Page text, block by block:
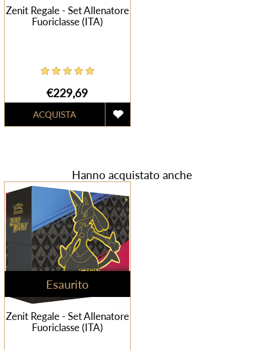
Zenit Regale - Set Allenatore
Fuoriclasse (ITA)
€229,69
Hanno acquistato anche
Esaurito
Zenit Regale - Set Allenatore
Fuoriclasse (ITA)